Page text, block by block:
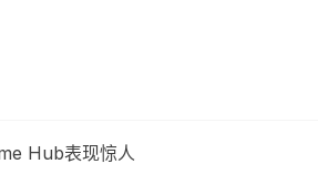
Hub表现惊人